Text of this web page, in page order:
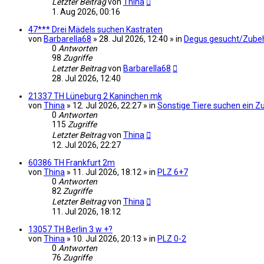
1. Aug 2026, 00:16
47*** Drei Mädels suchen Kastraten
von Barbarella68 » 28. Jul 2026, 12:40 » in Degus gesucht/
0 Antworten
98 Zugriffe
Letzter Beitragvon Barbarella68
28. Jul 2026, 12:40
21337 TH Lüneburg 2 Kaninchen mk
von Thina » 12. Jul 2026, 22:27 » in Sonstige Tiere suchen ein
0 Antworten
115 Zugriffe
Letzter Beitragvon Thina
12. Jul 2026, 22:27
60386 TH Frankfurt 2m
von Thina » 11. Jul 2026, 18:12 » in PLZ 6+7
0 Antworten
82 Zugriffe
Letzter Beitragvon Thina
11. Jul 2026, 18:12
13057 TH Berlin 3 w +?
von Thina » 10. Jul 2026, 20:13 » in PLZ 0-2
0 Antworten
76 Zugriffe